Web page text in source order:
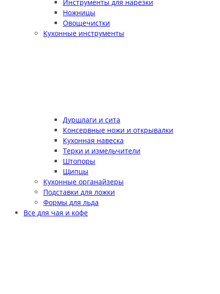
Инструменты для нарезки
Ножницы
Овощечистки
Кухонные инструменты
Дуршлаги и сита
Консервные ножи и открывалки
Кухонная навеска
Терки и измельчители
Штопоры
Щипцы
Кухонные органайзеры
Подставки для ложки
Формы для льда
Все для чая и кофе